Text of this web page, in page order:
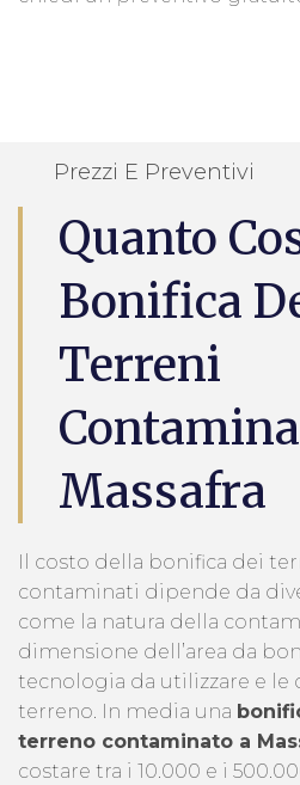
Prezzi E Preventivi
Quanto
Bonifica
Terreni
Massafra
Il costo della bonifica dei
contaminati dipende da
come la natura della
dimensione dell’area da
tecnologia da utilizzare e le
terreno. In media una
terreno contaminato a
costare tra i 10.000 e i